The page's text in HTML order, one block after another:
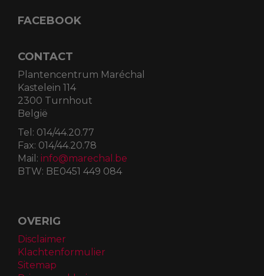
FACEBOOK
CONTACT
Plantencentrum Maréchal
Kastelein 114
2300 Turnhout
België
Tel: 014/44.20.77
Fax: 014/44.20.78
Mail: info@marechal.be
BTW: BE0451 449 084
OVERIG
Disclaimer
Klachtenformulier
Sitemap